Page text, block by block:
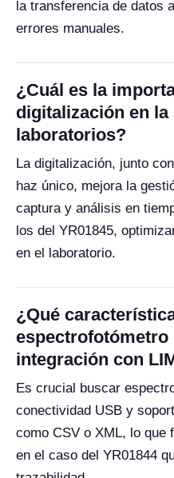
la transferencia de datos
errores manuales.
¿Cuál es la
digitalización en
laboratorios?
La digitalización, junto
haz único, mejora la
captura y análisis en
los del YR01845,
en el laboratorio.
¿Qué
espectrofotómetro
integración con
Es crucial buscar
conectividad USB y
como CSV o XML, lo que
en el caso del YR01844